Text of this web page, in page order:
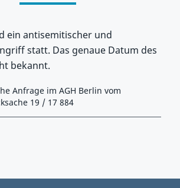
ein antisemitischer und
statt. Das genaue Datum des
bekannt.
Anfrage im AGH Berlin vom
19 / 17 884